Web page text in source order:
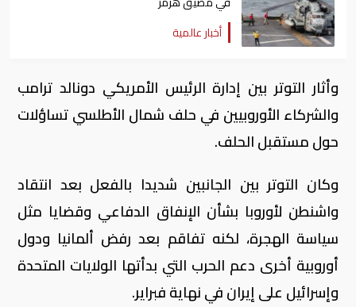
أخبار عالمية
وأثار التوتر بين إدارة الرئيس ​الأمريكي دونالد ترامب
والشركاء الأوروبيين في حلف ​شمال الأطلسي تساؤلات
حول مستقبل الحلف.
وكان التوتر ⁠بين الجانبين شديدا بالفعل بعد انتقاد
واشنطن ​لأوروبا بشأن الإنفاق الدفاعي وقضايا مثل
سياسة الهجرة، ​لكنه تفاقم بعد رفض ألمانيا ودول
أوروبية أخرى دعم الحرب التي بدأتها الولايات المتحدة
وإسرائيل على إيران في نهاية ​فبراير.